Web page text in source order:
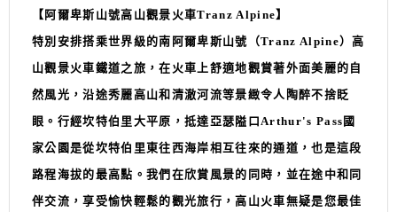
【阿爾卑斯山號高山觀景火車Tranz Alpine】
特別安排搭乘世界級的南阿爾卑斯山號（Tranz Alpine）高
山觀景火車鐵道之旅，在火車上舒適地觀賞著外面美麗的自
然風光，沿途秀麗高山和清澈河流等景緻令人陶醉不捨眨
眼。行經坎特伯里大平原，抵達亞瑟隘口Arthur's Pass國
家公園是從坎特伯里東往西海岸相互往來的通道，也是這段
路程海拔的最高點。 我們在欣賞風景的同時，並在途中和同
伴交流，享受愉快輕鬆的觀光旅行，高山火車無疑是您最佳